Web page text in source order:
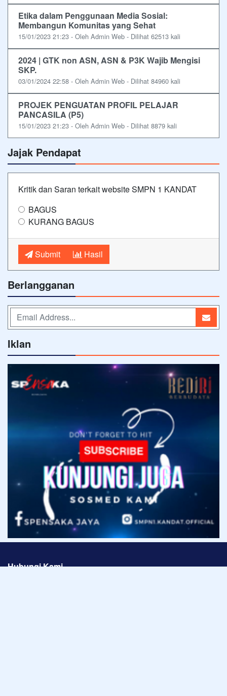
Etika dalam Penggunaan Media Sosial:
Membangun Komunitas yang Sehat
15/01/2023 21:23 - Oleh Admin Web - Dilihat 62513 kali
2024 | GTK non ASN, ASN & P3K Wajib Mengisi
SKP.
03/01/2024 22:58 - Oleh Admin Web - Dilihat 84960 kali
PROJEK PENGUATAN PROFIL PELAJAR
PANCASILA (P5)
15/01/2023 21:23 - Oleh Admin Web - Dilihat 8879 kali
Jajak Pendapat
Kritik dan Saran terkait website SMPN 1 KANDAT
BAGUS
KURANG BAGUS
Submit Hasil
Berlangganan
Iklan
Hubungi Kami